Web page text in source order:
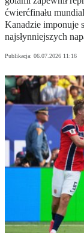
ćwierćfinału
Kanadzie imponuje
najsłynniejszych
Publikacja: 06.07.2026 11:16